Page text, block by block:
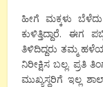
ಹೀಗೆ ಮಕ್ಕಳು
ಕುಳಿತ್ತಿದ್ದಾರೆ. ಈಗ
ತಿಳಿದಿದ್ದರು ತಮ್ಮ
ನಿರೀಕ್ಷಿಸ ಬಲ್ಲ. ಪ್ರತಿ
ಮುಖ್ಯಸ್ಥರಿಗೆ ಇಲ್ಲ